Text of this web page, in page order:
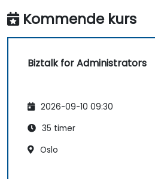
Kommende kurs
Biztalk for Administrators
2026-09-10 09:30
35 timer
Oslo